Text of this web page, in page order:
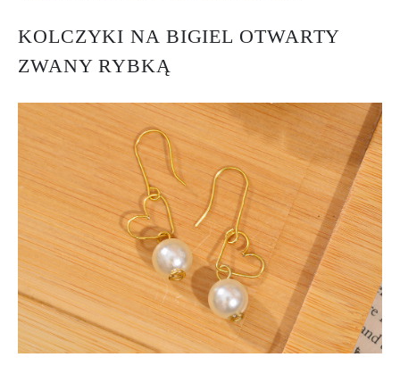
KOLCZYKI NA BIGIEL OTWARTY
ZWANY RYBKĄ